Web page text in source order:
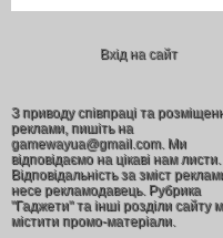
Вхід на сайт
З приводу співпраці та
реклами, пишіть на
gamewayua@gmail.com. Ми
відповідаємо на цікаві нам листи.
Відповідальність за зміст
несе рекламодавець. Рубрика
"Гаджети" та інші розділи сайту
містити промо-матеріали.